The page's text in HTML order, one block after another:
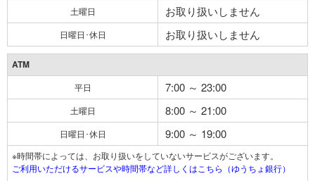
土曜日 お取り扱いしません
日曜日･休日 お取り扱いしません
ATM
平日 7:00 ～ 23:00
土曜日 8:00 ～ 21:00
日曜日･休日 9:00 ～ 19:00
※時間帯によっては、お取り扱いをしていないサービスがございます。
ご利用いただけるサービスや時間帯など詳しくはこちら（ゆうちょ銀行）